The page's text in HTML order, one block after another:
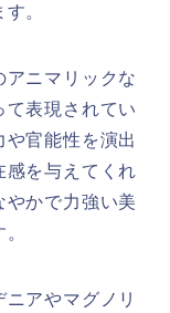
。
アニマリックな
て表現されてい
官能性を演出
感を与えてくれ
やかで力強い美
アやマグノリ